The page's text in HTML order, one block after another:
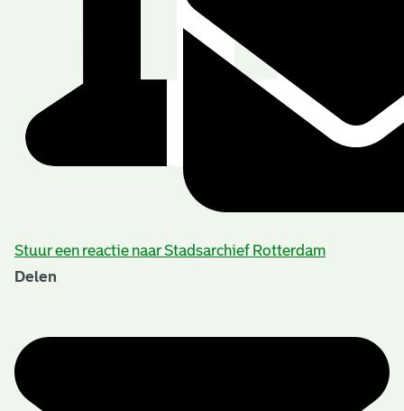
Stuur een reactie naar Stadsarchief Rotterdam
Delen